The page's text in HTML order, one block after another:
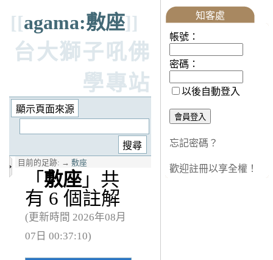
[[agama:敷座]]
台大獅子吼佛
學專站
目前的足跡: → 敷座
「 敷座 」共
有 6 個註解
(更新時間 2026年08月
07日 00:37:10)
知客處
帳號：
密碼：
以後自動登入
忘記密碼？
歡迎註冊以享全權！